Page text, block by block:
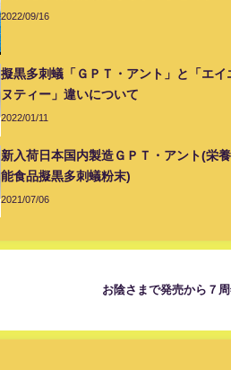
2022/09/16
擬黒多刺蟻「ＧＰＴ・アント」と「エイ
ヌティー」違いについて
2022/01/11
新入荷日本国内製造ＧＰＴ・アント(栄
能食品擬黒多刺蟻粉末)
2021/07/06
お陰さまで発売から７